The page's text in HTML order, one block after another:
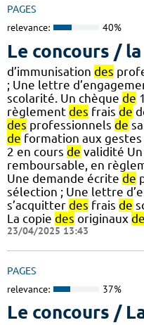
PAGES
relevance: 40%
Le concours /
d’immunisation des
; Une lettre
scolarité. Un chèque de
règlement des frais de
des professionnels de
de formation aux gestes
2 en cours de validité
remboursable, en
Une demande écrite de
sélection ; Une lettre
s’acquitter des frais de
La copie des originaux de
23/04/2025 13:43
PAGES
relevance: 37%
Le concours /